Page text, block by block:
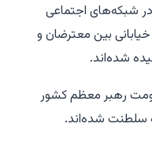
شبکه‌های اجتماعی
بین معترضان و
شده‌اند.
رهبر معظم کشور
سلطنت شده‌اند.